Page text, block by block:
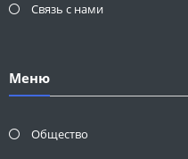
Связь с нами
Меню
Общество